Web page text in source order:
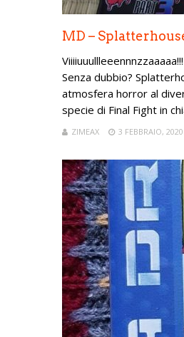
MD –
Senza dubbio?
atmosfera horror al
specie di Final Fight in
ZIMEAX 3 FEBBRAIO, 2020